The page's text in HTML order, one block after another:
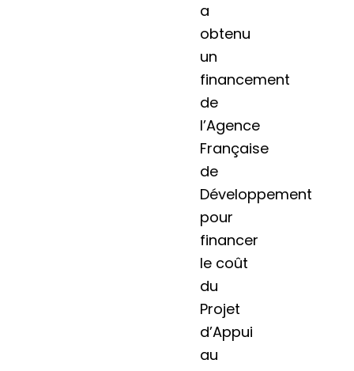
a
obtenu
un
financement
de
l’Agence
Française
de
Développement
pour
financer
le coût
du
Projet
d’Appui
au